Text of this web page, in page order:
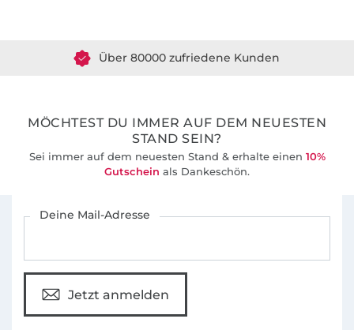
MÖCHTEST DU IMMER AUF DEM NEUESTEN
STAND SEIN?
Sei immer auf dem neuesten Stand & erhalte einen 10%
Gutschein als Dankeschön.
Deine Mail-Adresse
Jetzt anmelden